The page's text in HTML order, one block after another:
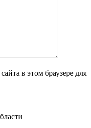
в этом браузере для